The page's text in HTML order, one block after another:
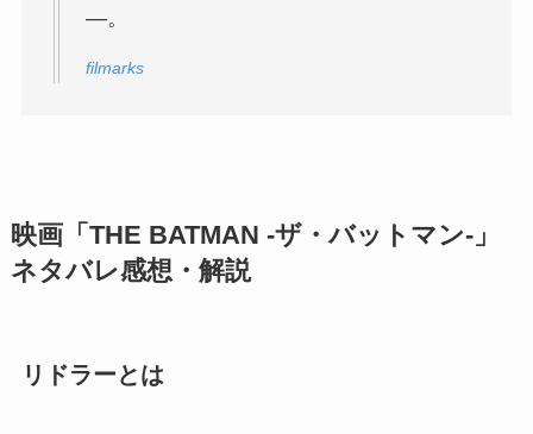
―。
filmarks
映画「THE BATMAN -ザ・バットマン-」
ネタバレ感想・解説
リドラーとは